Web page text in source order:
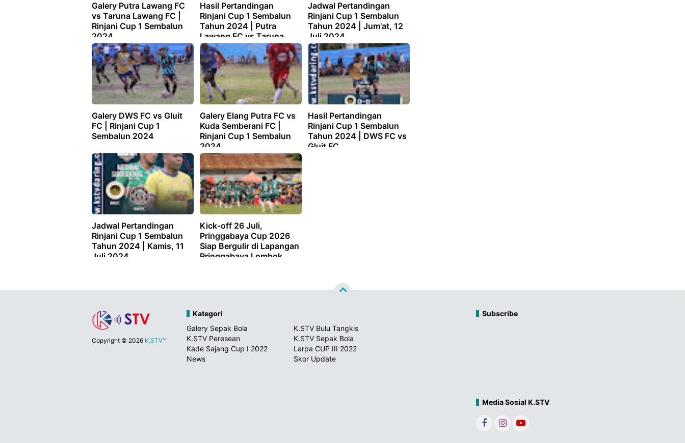
Galery Putra Lawang FC
vs Taruna Lawang FC |
Rinjani Cup 1 Sembalun
2024
Hasil Pertandingan
Rinjani Cup 1 Sembalun
Tahun 2024 | Putra
Lawang FC vs Taruna
Lawang FC
Jadwal Pertandingan
Rinjani Cup 1 Sembalun
Tahun 2024 | Jum'at, 12
Juli 2024
Galery DWS FC vs Gluit
FC | Rinjani Cup 1
Sembalun 2024
Galery Elang Putra FC vs
Kuda Semberani FC |
Rinjani Cup 1 Sembalun
2024
Hasil Pertandingan
Rinjani Cup 1 Sembalun
Tahun 2024 | DWS FC vs
Gluit FC
Jadwal Pertandingan
Rinjani Cup 1 Sembalun
Tahun 2024 | Kamis, 11
Juli 2024
Kick-off 26 Juli,
Pringgabaya Cup 2026
Siap Bergulir di Lapangan
Pringgabaya Lombok
Copyright © 2026 K.STV™
Kategori
Galery Sepak Bola
K.STV Bulu Tangkis
K.STV Peresean
K.STV Sepak Bola
Kade Sajang Cup I 2022
Larpa CUP III 2022
News
Skor Update
Subscribe
Media Sosial K.STV